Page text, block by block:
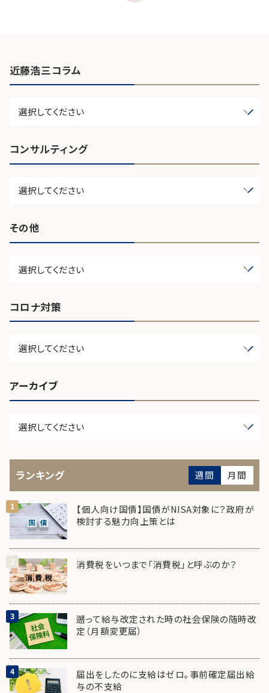
近藤浩三コラム
コンサルティング
その他
コロナ対策
アーカイブ
ランキング 週間 月間
【個人向け国債】国債がNISA対象に？政府が
検討する魅力向上策とは
消費税をいつまで「消費税」と呼ぶのか？
遡って給与改定された時の社会保険の随時改
定（月額変更届）
届出をしたのに支給はゼロ。事前確定届出給
与の不支給